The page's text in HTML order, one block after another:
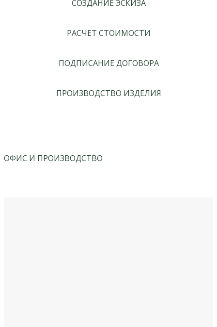
СОЗДАНИЕ ЭСКИЗА
РАСЧЕТ СТОИМОСТИ
ПОДПИСАНИЕ ДОГОВОРА
ПРОИЗВОДСТВО ИЗДЕЛИЯ
ОФИС И ПРОИЗВОДСТВО